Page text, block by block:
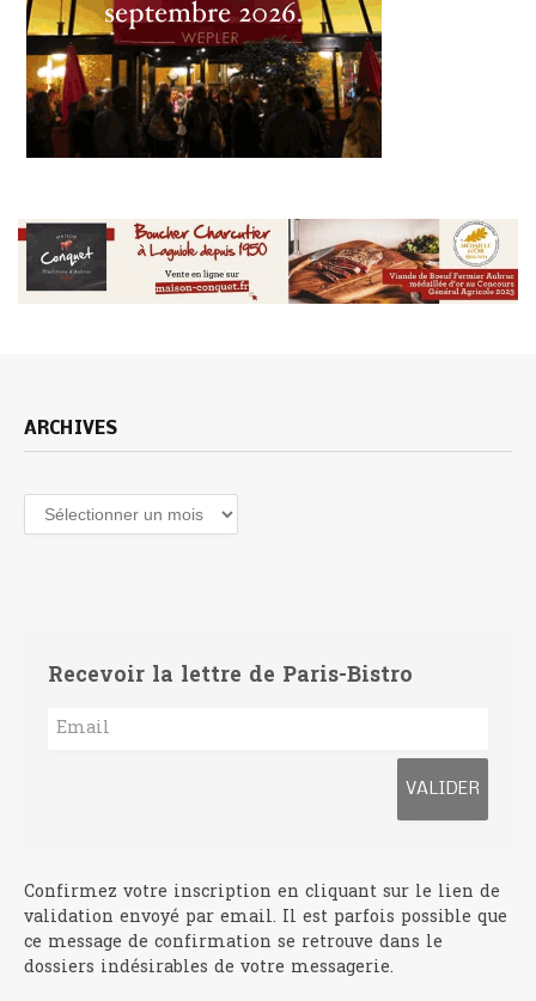
ARCHIVES
Archives
Recevoir la lettre de Paris-Bistro
Confirmez votre inscription en cliquant sur le lien de
validation envoyé par email. Il est parfois possible que
ce message de confirmation se retrouve dans le
dossiers indésirables de votre messagerie.